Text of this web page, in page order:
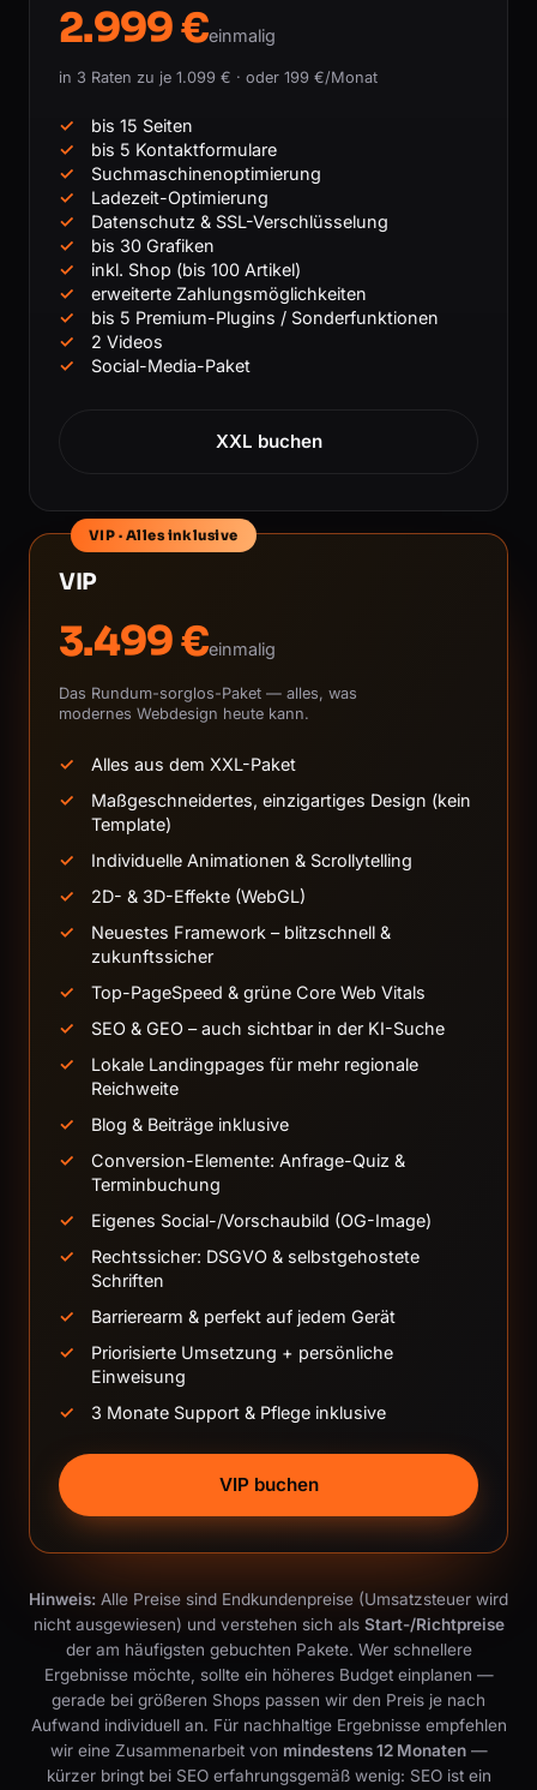
2.999 €einmalig
in 3 Raten zu je 1.099 € · oder 199 €/Monat
bis 15 Seiten
bis 5 Kontaktformulare
Suchmaschinenoptimierung
Ladezeit-Optimierung
Datenschutz & SSL-Verschlüsselung
bis 30 Grafiken
inkl. Shop (bis 100 Artikel)
erweiterte Zahlungsmöglichkeiten
bis 5 Premium-Plugins / Sonderfunktionen
2 Videos
Social-Media-Paket
XXL buchen
VIP · Alles inklusive
VIP
3.499 €einmalig
Das Rundum-sorglos-Paket — alles, was
modernes Webdesign heute kann.
Alles aus dem XXL-Paket
Maßgeschneidertes, einzigartiges Design (kein
Template)
Individuelle Animationen & Scrollytelling
2D- & 3D-Effekte (WebGL)
Neuestes Framework – blitzschnell &
zukunftssicher
Top-PageSpeed & grüne Core Web Vitals
SEO & GEO – auch sichtbar in der KI-Suche
Lokale Landingpages für mehr regionale
Reichweite
Blog & Beiträge inklusive
Conversion-Elemente: Anfrage-Quiz &
Terminbuchung
Eigenes Social-/Vorschaubild (OG-Image)
Rechtssicher: DSGVO & selbstgehostete
Schriften
Barrierearm & perfekt auf jedem Gerät
Priorisierte Umsetzung + persönliche
Einweisung
3 Monate Support & Pflege inklusive
VIP buchen
Hinweis: Alle Preise sind Endkundenpreise (Umsatzsteuer wird
nicht ausgewiesen) und verstehen sich als Start-/Richtpreise
der am häufigsten gebuchten Pakete. Wer schnellere
Ergebnisse möchte, sollte ein höheres Budget einplanen —
gerade bei größeren Shops passen wir den Preis je nach
Aufwand individuell an. Für nachhaltige Ergebnisse empfehlen
wir eine Zusammenarbeit von mindestens 12 Monaten—
kürzer bringt bei SEO erfahrungsgemäß wenig: SEO ist ein